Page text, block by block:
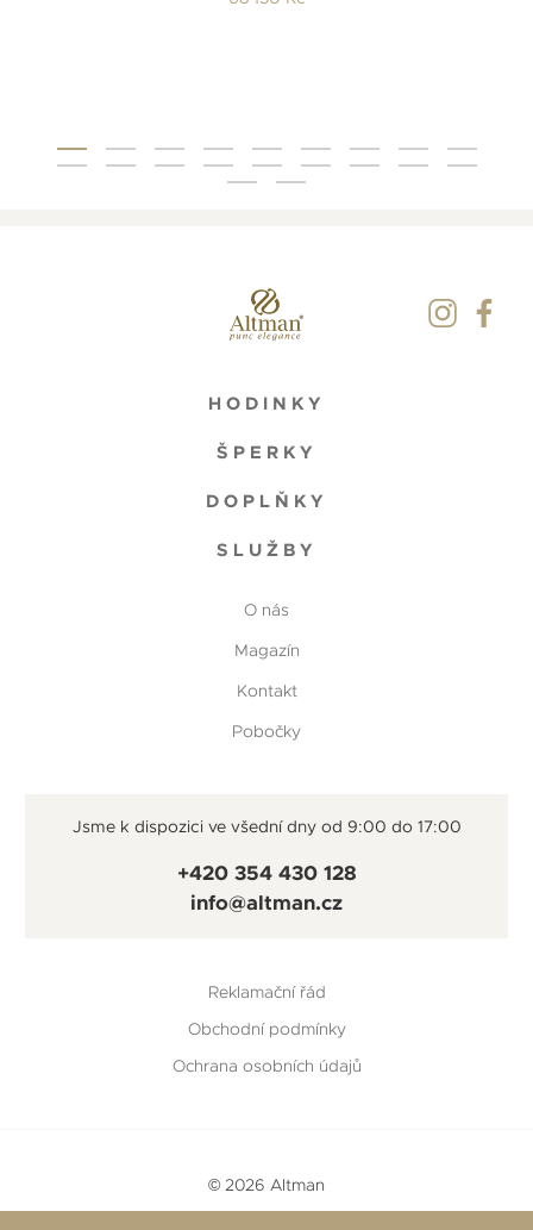
HODINKY
ŠPERKY
DOPLŇKY
SLUŽBY
O nás
Magazín
Kontakt
Pobočky
Jsme k dispozici ve všední dny od 9:00 do 17:00
+420 354 430 128
info@altman.cz
Reklamační řád
Obchodní podmínky
Ochrana osobních údajů
© 2026 Altman